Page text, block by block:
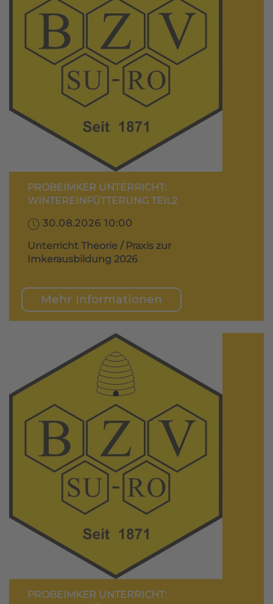
PROBEIMKER UNTERRICHT:
WINTEREINFÜTTERUNG TEIL2
30.08.2026 10:00
Unterricht Theorie / Praxis zur
Imkerausbildung 2026
Mehr Informationen
PROBEIMKER UNTERRICHT: